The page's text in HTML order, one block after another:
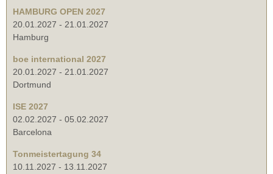
HAMBURG OPEN 2027
20.01.2027 - 21.01.2027
Hamburg
boe international 2027
20.01.2027 - 21.01.2027
Dortmund
ISE 2027
02.02.2027 - 05.02.2027
Barcelona
Tonmeistertagung 34
10.11.2027 - 13.11.2027